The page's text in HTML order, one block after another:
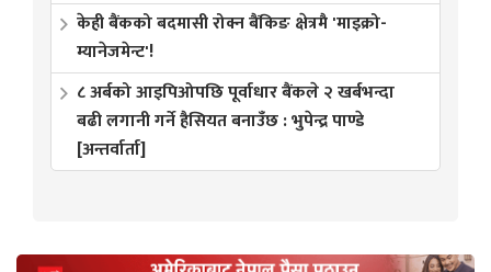
केही बैंकको बदमासी रोक्न बैंकिङ क्षेत्रमै 'माइक्रो-
म्यानेजमेन्ट'!
८ अर्बको आइपिओपछि पूर्वाधार बैंकले २ खर्बभन्दा
बढी लगानी गर्ने हैसियत बनाउँछ : भुपेन्द्र पाण्डे
[अन्तर्वार्ता]